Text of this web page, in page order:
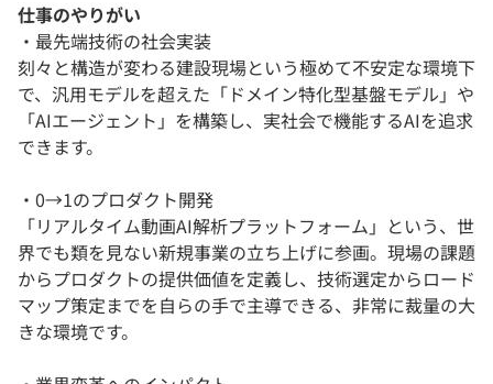
仕事のやりがい
・最先端技術の社会実装
刻々と構造が変わる建設現場という極めて不安定な環境下
で、汎用モデルを超えた「ドメイン特化型基盤モデル」や
「AIエージェント」を構築し、実社会で機能するAIを追求
できます。
・0→1のプロダクト開発
「リアルタイム動画AI解析プラットフォーム」という、世
界でも類を見ない新規事業の立ち上げに参画。現場の課題
からプロダクトの提供価値を定義し、技術選定からロード
マップ策定までを自らの手で主導できる、非常に裁量の大
きな環境です。